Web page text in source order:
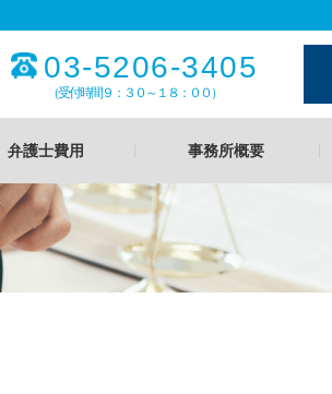
03-5206-3405
（受付時間９：３０～１８：００）
弁護士費用 事務所概要